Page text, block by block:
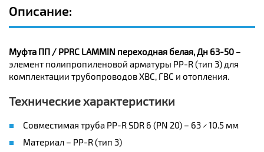
Описание:
Муфта ПП / PPRC LAMMIN переходная белая, Дн 63-50 –
элемент полипропиленовой арматуры PP-R (тип 3) для
комплектации трубопроводов ХВС, ГВС и отопления.
Технические характеристики
Совместимая труба PP-R SDR 6 (PN 20) – 63 × 10.5 мм
Материал – PP-R (тип 3)